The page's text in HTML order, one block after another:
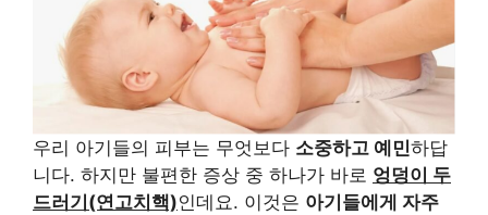
우리 아기들의 피부는 무엇보다 소중하고 예민하답
니다. 하지만 불편한 증상 중 하나가 바로 엉덩이 두
드러기(연고치핵)인데요. 이것은 아기들에게 자주